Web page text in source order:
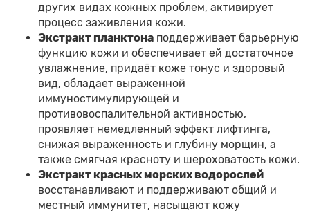
других видах кожных проблем, активирует
процесс заживления кожи.
Экстракт планктона поддерживает барьерную
функцию кожи и обеспечивает ей достаточное
увлажнение, придаёт коже тонус и здоровый
вид, обладает выраженной
иммуностимулирующей и
противовоспалительной активностью,
проявляет немедленный эффект лифтинга,
снижая выраженность и глубину морщин, а
также смягчая красноту и шероховатость кожи.
Экстракт красных морских водорослей
восстанавливают и поддерживают общий и
местный иммунитет, насыщают кожу